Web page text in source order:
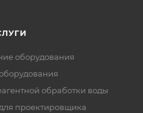
оборудования
обработки воды
проектировщика